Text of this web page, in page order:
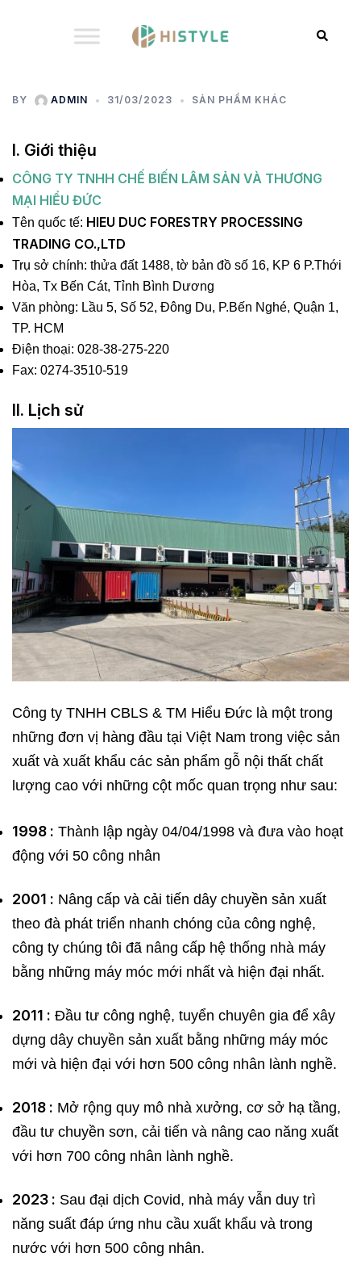
Search
BY ADMIN 31/03/2023 SẢN PHẨM KHÁC
I. Giới thiệu
CÔNG TY TNHH CHẾ BIẾN LÂM SẢN VÀ THƯƠNG
MẠI HIỂU ĐỨC
Tên quốc tế: HIEU DUC FORESTRY PROCESSING
TRADING CO.,LTD
Trụ sở chính: thửa đất 1488, tờ bản đồ số 16, KP 6 P.Thới
Hòa, Tx Bến Cát, Tỉnh Bình Dương
Văn phòng: Lầu 5, Số 52, Đông Du, P.Bến Nghé, Quận 1,
TP. HCM
Điện thoại: 028-38-275-220
Fax: 0274-3510-519
II. Lịch sử
Công ty TNHH CBLS & TM Hiểu Đức là một trong
những đơn vị hàng đầu tại Việt Nam trong việc sản
xuất và xuất khẩu các sản phẩm gỗ nội thất chất
lượng cao với những cột mốc quan trọng như sau:
1998 : Thành lập ngày 04/04/1998 và đưa vào hoạt
động với 50 công nhân
2001 : Nâng cấp và cải tiến dây chuyền sản xuất
theo đà phát triển nhanh chóng của công nghệ,
công ty chúng tôi đã nâng cấp hệ thống nhà máy
bằng những máy móc mới nhất và hiện đại nhất.
2011 : Đầu tư công nghệ, tuyển chuyên gia để xây
dựng dây chuyền sản xuất bằng những máy móc
mới và hiện đại với hơn 500 công nhân lành nghề.
2018 : Mở rộng quy mô nhà xưởng, cơ sở hạ tầng,
đầu tư chuyền sơn, cải tiến và nâng cao năng xuất
với hơn 700 công nhân lành nghề.
2023 : Sau đại dịch Covid, nhà máy vẫn duy trì
năng suất đáp ứng nhu cầu xuất khẩu và trong
nước với hơn 500 công nhân.